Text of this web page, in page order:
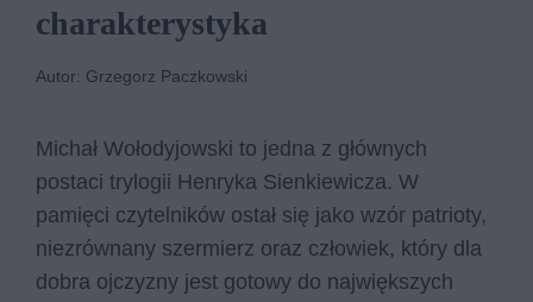
charakterystyka
Autor: Grzegorz Paczkowski
Michał Wołodyjowski to jedna z głównych
postaci trylogii Henryka Sienkiewicza. W
pamięci czytelników ostał się jako wzór patrioty,
niezrównany szermierz oraz człowiek, który dla
dobra ojczyzny jest gotowy do największych